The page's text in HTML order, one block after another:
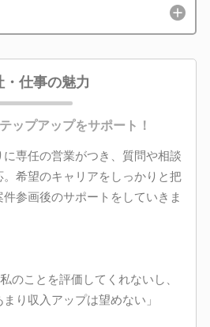
・仕事の魅力
ップアップをサポート！
専任の営業がつき、質問や相談
希望のキャリアをしっかりと把
参画後のサポートをしていきま
のことを評価してくれないし、
り収入アップは望めない」